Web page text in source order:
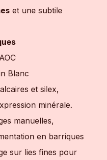
et une subtile
Blanc
et silex,
minérale.
manuelles,
en barriques
sur lies fines pour